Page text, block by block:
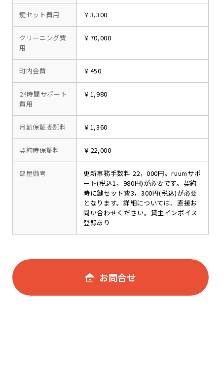
鍵セット費用 ￥3,300
クリーニング費
用
￥70,000
町内会費 ￥450
24時間サポート
費用
￥1,980
月額保証委託料 ￥1,360
契約時保証料 ￥22,000
部屋備考
更新事務手数料 22，000円。ruumサポ
ート(税込1，980円)が必要です。契約
時に鍵セット費3，300円(税込)が必要
となります。詳細については、直接お
問い合わせください。貸主インボイス
登録あり
お問合せ